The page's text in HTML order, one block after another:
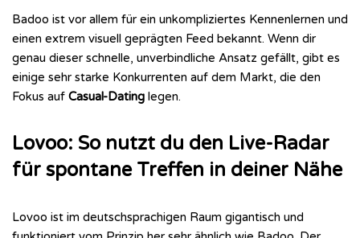
Badoo ist vor allem für ein unkompliziertes Kennenlernen und
einen extrem visuell geprägten Feed bekannt. Wenn dir
genau dieser schnelle, unverbindliche Ansatz gefällt, gibt es
einige sehr starke Konkurrenten auf dem Markt, die den
Fokus auf Casual-Dating legen.
Lovoo: So nutzt du den Live-Radar
für spontane Treffen in deiner Nähe
Lovoo ist im deutschsprachigen Raum gigantisch und